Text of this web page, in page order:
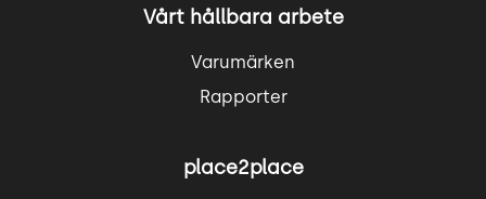
Vårt hållbara arbete
Varumärken
Rapporter
place2place